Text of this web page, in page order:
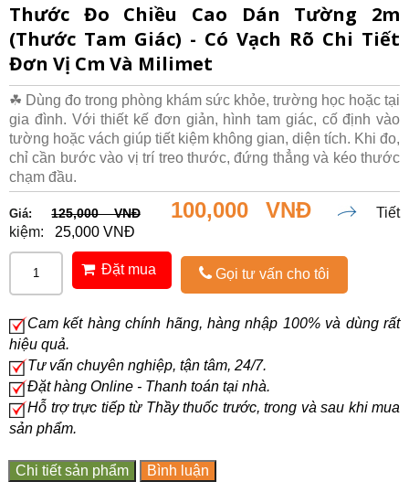
Thước Đo Chiều Cao Dán Tường 2m
(Thước Tam Giác) - Có Vạch Rõ Chi Tiết
Đơn Vị Cm Và Milimet
☘ Dùng đo trong phòng khám sức khỏe, trường học hoặc tại
gia đình. Với thiết kế đơn giản, hình tam giác, cố định vào
tường hoặc vách giúp tiết kiệm không gian, diện tích. Khi đo,
chỉ cần bước vào vị trí treo thước, đứng thẳng và kéo thước
chạm đầu.
Giá: 125,000 VNĐ 100,000 VNĐ
Tiết
kiệm:
25,000 VNĐ
Đặt mua Gọi tư vấn cho tôi
Cam kết hàng chính hãng, hàng nhập 100% và dùng rất
hiệu quả.
Tư vấn chuyên nghiệp, tận tâm, 24/7.
Đặt hàng Online - Thanh toán tại nhà.
Hỗ trợ trực tiếp từ Thầy thuốc trước, trong và sau khi mua
sản phẩm.
Chi tiết sản phẩm Bình luận